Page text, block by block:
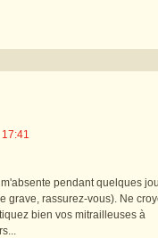
pendant quelques
grave, rassurez-vous). Ne
bien vos mitrailleuses à